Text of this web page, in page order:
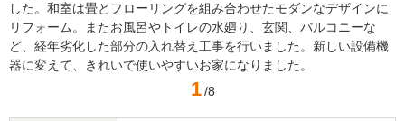
した。和室は畳とフローリングを組み合わせたモダンなデザインに
リフォーム。またお風呂やトイレの水廻り、玄関、バルコニーな
ど、経年劣化した部分の入れ替え工事を行いました。新しい設備機
器に変えて、きれいで使いやすいお家になりました。
1 /8